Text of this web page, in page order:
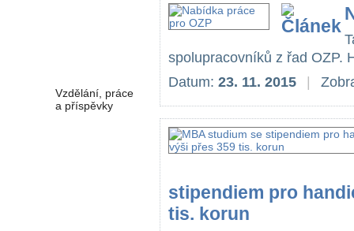
Vzdělání, práce
a příspěvky
spolupracovníků z řad OZP.
Datum: 23. 11. 2015
stipendiem pro
tis. korun